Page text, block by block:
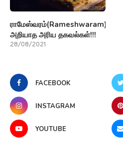
ராமேஸ்வரம்(Rameshwaram)பற்றி
அறியாத அரிய தகவல்கள்!!!
28/08/2021
FACEBOOK
INSTAGRAM
YOUTUBE